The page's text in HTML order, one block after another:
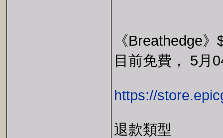
《Breathedge
目前免費， 5月
https://
退款類型